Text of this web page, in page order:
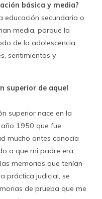
básica y media?
educación secundaria o
media, porque la
de la adolescencia,
sentimientos y
superior de aquel
superior nace en la
1950 que fue
mucho antes conocía
a que mi padre era
memorias que tenían
práctica judicial, se
de prueba que me